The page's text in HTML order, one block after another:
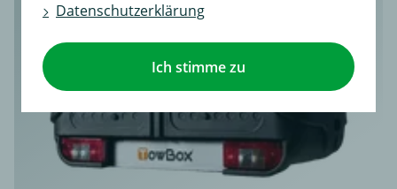
Datenschutzerklärung
Ich stimme zu